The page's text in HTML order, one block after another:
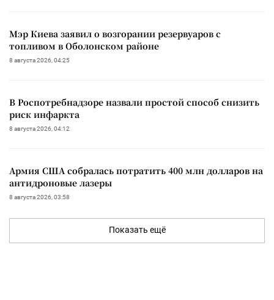
Мэр Киева заявил о возгорании резервуаров с
топливом в Оболонском районе
8 августа 2026, 04:25
В Роспотребнадзоре назвали простой способ снизить
риск инфаркта
8 августа 2026, 04:12
Армия США собралась потратить 400 млн долларов на
антидроновые лазеры
8 августа 2026, 03:58
Показать ещё